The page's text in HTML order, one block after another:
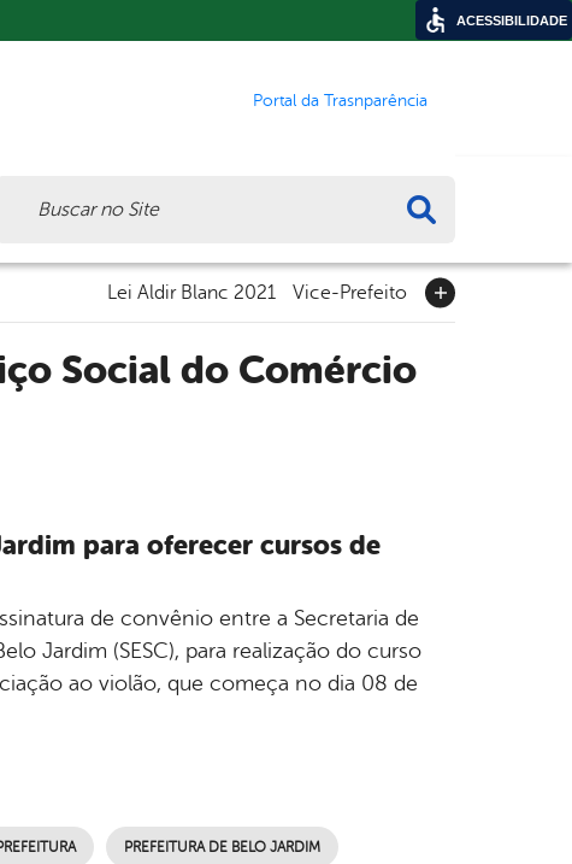
Portal da Trasnparência
Lei Aldir Blanc 2021 Vice-Prefeito
Social do Comércio
para oferecer cursos de
de convênio entre a Secretaria de
Jardim (SESC), para realização do curso
ao violão, que começa no dia 08 de
PREFEITURA DE BELO JARDIM
ACESSIBILIDADE